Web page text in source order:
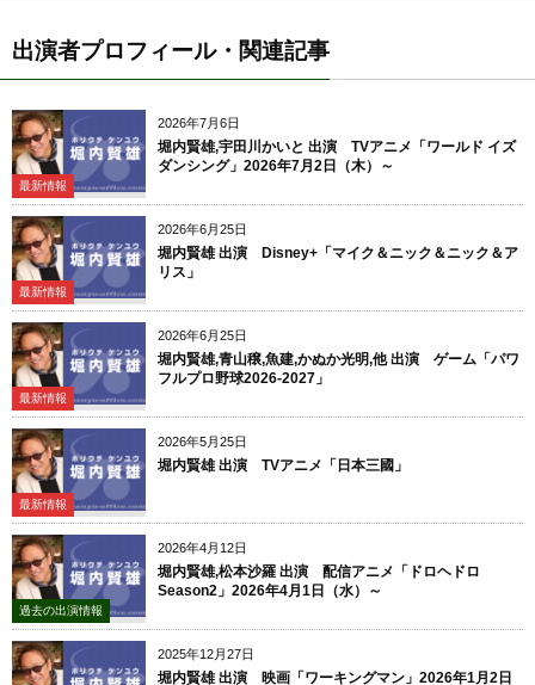
出演者プロフィール・関連記事
2026年7月6日
最新情報
堀内賢雄,宇田川かいと 出演 TVアニメ「ワールド イズ
ダンシング」2026年7月2日（木）～
2026年6月25日
最新情報
堀内賢雄 出演 Disney+「マイク＆ニック＆ニック＆ア
リス」
2026年6月25日
最新情報
堀内賢雄,青山穣,魚建,かぬか光明,他 出演 ゲーム「パワ
フルプロ野球2026-2027」
2026年5月25日
最新情報
堀内賢雄 出演 TVアニメ「日本三國」
2026年4月12日
過去の出演情報
堀内賢雄,松本沙羅 出演 配信アニメ「ドロヘドロ
Season2」2026年4月1日（水）～
2025年12月27日
堀内賢雄 出演 映画「ワーキングマン」2026年1月2日